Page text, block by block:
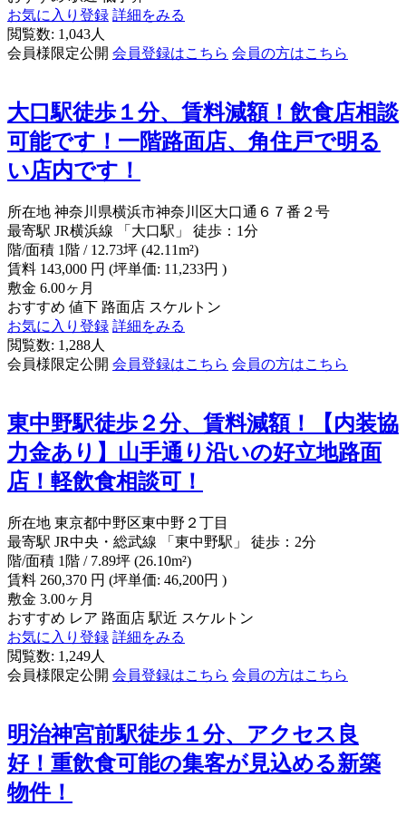
お気に入り登録 詳細をみる
閲覧数: 1,043人
会員様限定公開 会員登録はこちら 会員の方はこちら
大口駅徒歩１分、賃料減額！飲食店相談
可能です！一階路面店、角住戸で明る
い店内です！
所在地 神奈川県横浜市神奈川区大口通６７番２号
最寄駅 JR横浜線 「大口駅」 徒歩：1分
階/面積 1階 / 12.73坪 (42.11m²)
賃料 143,000 円 (坪単価: 11,233円 )
敷金 6.00ヶ月
おすすめ 値下 路面店 スケルトン
お気に入り登録 詳細をみる
閲覧数: 1,288人
会員様限定公開 会員登録はこちら 会員の方はこちら
東中野駅徒歩２分、賃料減額！【内装協
力金あり】山手通り沿いの好立地路面
店！軽飲食相談可！
所在地 東京都中野区東中野２丁目
最寄駅 JR中央・総武線 「東中野駅」 徒歩：2分
階/面積 1階 / 7.89坪 (26.10m²)
賃料 260,370 円 (坪単価: 46,200円 )
敷金 3.00ヶ月
おすすめ レア 路面店 駅近 スケルトン
お気に入り登録 詳細をみる
閲覧数: 1,249人
会員様限定公開 会員登録はこちら 会員の方はこちら
明治神宮前駅徒歩１分、アクセス良
好！重飲食可能の集客が見込める新築
物件！